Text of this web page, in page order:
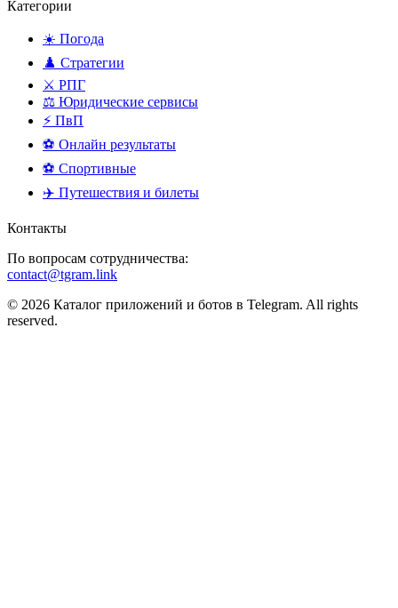
Категории
☀️ Погода
♟️ Стратегии
⚔️ РПГ
⚖️ Юридические сервисы
⚡ ПвП
⚽ Онлайн результаты
⚽ Спортивные
✈️ Путешествия и билеты
Контакты
По вопросам сотрудничества:
contact@tgram.link
© 2026 Каталог приложений и ботов в Telegram. All rights
reserved.